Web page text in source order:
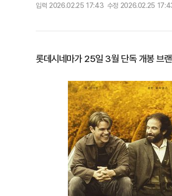
입력 2026.02.25 17:43 수정 2026.02.25
롯데시네마가 25일 3월 단독 개봉 브랜